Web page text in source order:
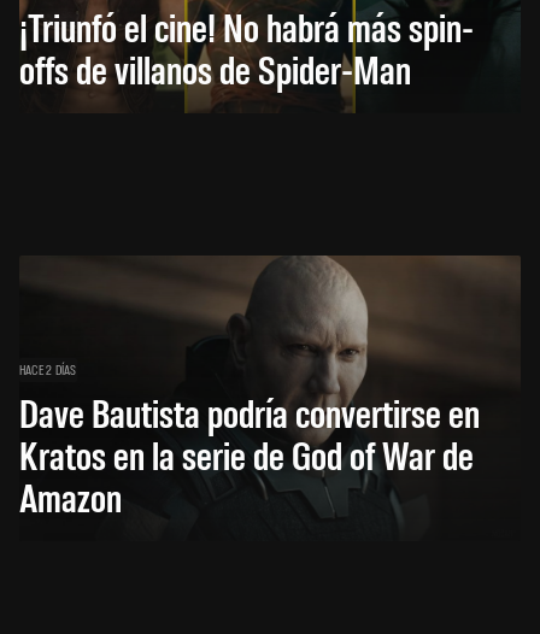
¡Triunfó el cine! No habrá más spin-
offs de villanos de Spider-Man
HACE 2 DÍAS
Dave Bautista podría convertirse en
Kratos en la serie de God of War de
Amazon